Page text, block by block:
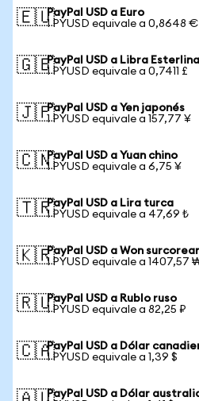
🇪🇺PayPal USD a Euro
1 PYUSD equivale a 0,8648 €
🇬🇧PayPal USD a Libra
1 PYUSD equivale a 0,7411 £
🇯🇵PayPal USD a Yen japonés
1 PYUSD equivale a 157,77 ¥
🇨🇳PayPal USD a Yuan chino
1 PYUSD equivale a 6,75 ¥
🇹🇷PayPal USD a Lira turca
1 PYUSD equivale a 47,69 ₺
🇰🇷PayPal USD a Won
1 PYUSD equivale a 1407,57
🇷🇺PayPal USD a Rublo ruso
1 PYUSD equivale a 82,25 ₽
🇨🇦PayPal USD a Dólar
1 PYUSD equivale a 1,39 $
PayPal USD a Dólar